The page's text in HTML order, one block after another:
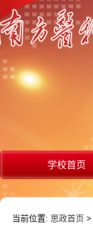
学校首页
当前位置: 思政首页 >